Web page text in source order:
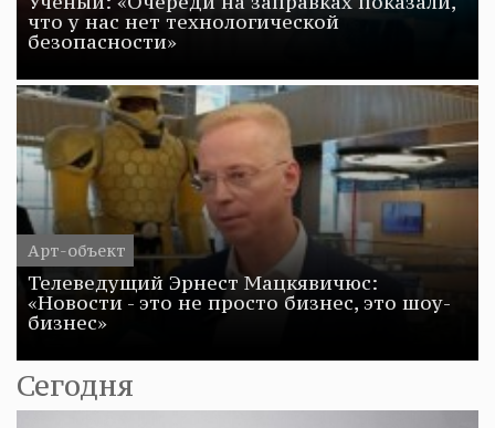
что у нас нет технологической
безопасности»
Арт-объект
Телеведущий Эрнест Мацкявичюс:
«Новости - это не просто бизнес, это шоу-
бизнес»
Сегодня